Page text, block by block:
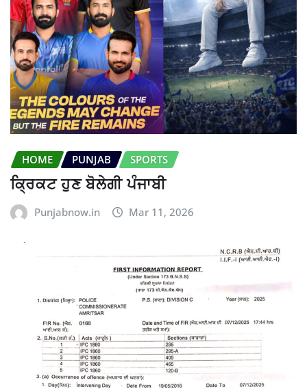
HOME PUNJAB SPORTS
ਕ੍ਰਿਕਟ ਹੁਣ ਬੋਲੇਗੀ ਪੰਜਾਬੀ
Punjabnow.in Mar 11, 2026